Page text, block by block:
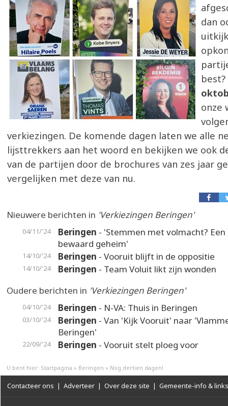
dan
best?
onze
verkiezingen. De komende dagen laten we alle
lijsttrekkers aan het woord en bekijken we ook
van de partijen door de brochures van zes jaar
vergelijken met deze van nu.
Nieuwere berichten in 'Verkiezingen Beringen'
04/11/'24 Beringen - 'Stemmen met volmacht? Een
bewaard geheim'
14/10/'24 Beringen - Vooruit blijft in de oppositie
14/10/'24 Beringen - Team Voluit likt zijn wonden
Oudere berichten in 'Verkiezingen Beringen'
04/10/'24 Beringen - N-VA: Thuis in Beringen
03/10/'24 Beringen - Van 'Kijk Vooruit' naar
Beringen'
22/09/'24 Beringen - Vooruit stelt ploeg voor
U bent hier: Startpagina » Beringen » Nog dertien dagen!
Contacteer ons | Adverteer | Over deze site | Gemeente-info & links